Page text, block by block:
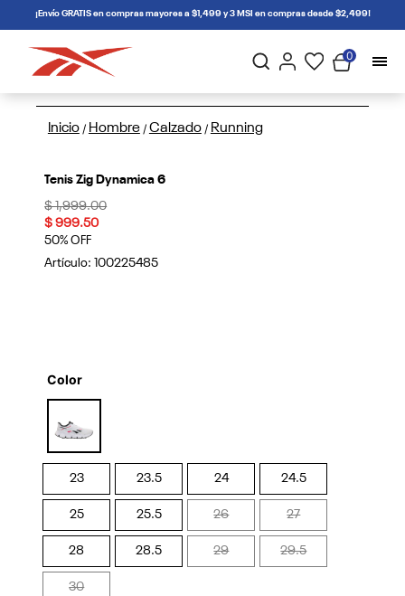
connectif¡Envío GRATIS en compras mayores a $1,499 y 3 MSI en compras desde $2,499!
0
Inicio / Hombre / Calzado / Running
Tenis Zig Dynamica 6
Price reduced from
$ 1,999.00to
$ 999.50
50% OFF
Artículo: 100225485
Color
selected
23 23.5 24 24.5
25 25.5 26 27
28 28.5 29 29.5
30